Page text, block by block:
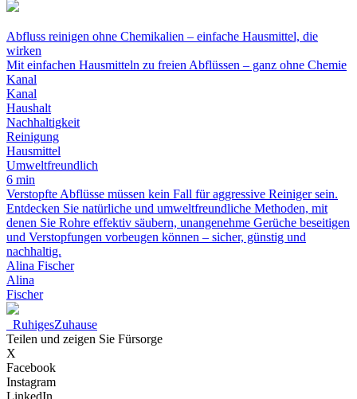
Abfluss reinigen ohne Chemikalien – einfache Hausmittel, die
wirken
Mit einfachen Hausmitteln zu freien Abflüssen – ganz ohne Chemie
Kanal
Kanal
Haushalt
Nachhaltigkeit
Reinigung
Hausmittel
Umweltfreundlich
6 min
Verstopfte Abflüsse müssen kein Fall für aggressive Reiniger sein.
Entdecken Sie natürliche und umweltfreundliche Methoden, mit
denen Sie Rohre effektiv säubern, unangenehme Gerüche beseitigen
und Verstopfungen vorbeugen können – sicher, günstig und
nachhaltig.
Alina Fischer
Alina
Fischer
RuhigesZuhause
Teilen und zeigen Sie Fürsorge
X
Facebook
Instagram